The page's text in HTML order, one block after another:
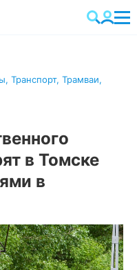
, Транспорт, Трамваи,
в Томске
в